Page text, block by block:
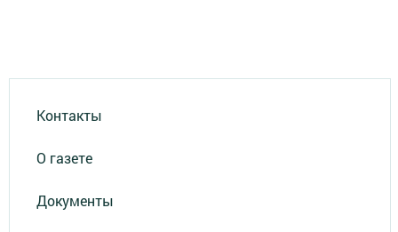
Контакты
О газете
Документы